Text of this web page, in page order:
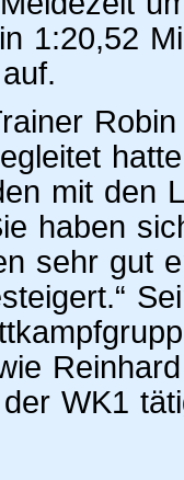
1:20,52
mit den
haben
sehr gut
WK1